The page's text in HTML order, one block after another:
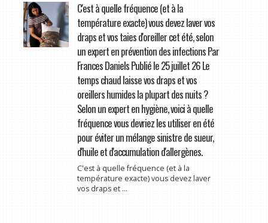
C'est à quelle fréquence (et à la
température exacte) vous devez laver vos
draps et vos taies d'oreiller cet été, selon
un expert en prévention des infections Par
Frances Daniels Publié le 25 juillet 26 Le
temps chaud laisse vos draps et vos
oreillers humides la plupart des nuits ?
Selon un expert en hygiène, voici à quelle
fréquence vous devriez les utiliser en été
pour éviter un mélange sinistre de sueur,
d'huile et d'accumulation d'allergènes.
C'est à quelle fréquence (et à la
température exacte) vous devez laver
vos draps et ...